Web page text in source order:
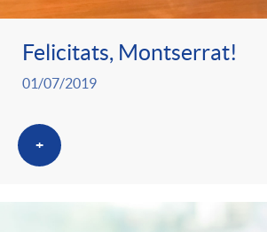
Felicitats, Montserrat!
01/07/2019
+